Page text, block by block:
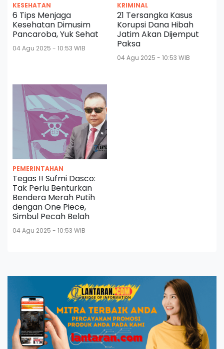
KESEHATAN
6 Tips Menjaga
Kesehatan Dimusim
Pancaroba, Yuk Sehat
04 Agu 2025 - 10:53 WIB
KRIMINAL
21 Tersangka Kasus
Korupsi Dana Hibah
Jatim Akan Dijemput
Paksa
04 Agu 2025 - 10:53 WIB
PEMERINTAHAN
Tegas !! Sufmi Dasco:
Tak Perlu Benturkan
Bendera Merah Putih
dengan One Piece,
Simbul Pecah Belah
04 Agu 2025 - 10:53 WIB